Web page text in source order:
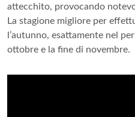
attecchito, provocando
La stagione migliore per
l’autunno, esattamente nel
ottobre e la fine di novembre.